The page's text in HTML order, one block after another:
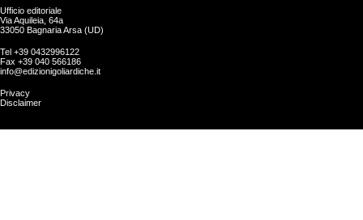
Ufficio editoriale
Via Aquileia, 64a
33050 Bagnaria Arsa (UD)
Tel +39 0432996122
Fax +39 040 566186
info@edizionigoliardiche.it
Privacy
Disclaimer